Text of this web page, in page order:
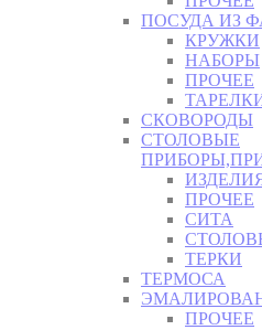
ПОСУДА ИЗ
КРУЖКИ
НАБОРЫ
ПРОЧЕЕ
СКОВОРОДЫ
СТОЛОВЫЕ
ПРОЧЕЕ
СИТА
ТЕРКИ
ТЕРМОСА
ПРОЧЕЕ